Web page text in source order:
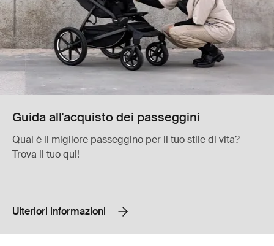
Guida all'acquisto dei passeggini
Qual è il migliore passeggino per il tuo stile di vita?
Trova il tuo qui!
Ulteriori informazioni